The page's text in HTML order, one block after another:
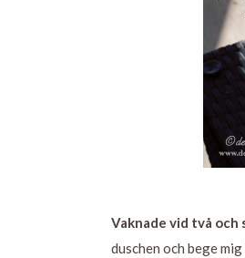
Vaknade vid två och
duschen och bege